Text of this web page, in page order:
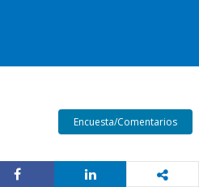
Encuesta/Comentarios